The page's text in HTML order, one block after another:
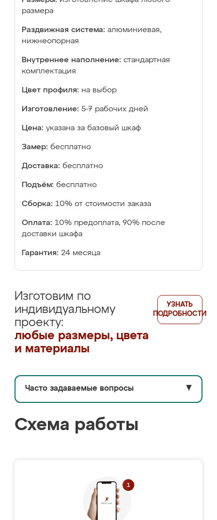
размера
Раздвижная система: алюминиевая,
нижнеопорная
Внутреннее наполнение: стандартная
комплектация
Цвет профиля: на выбор
Изготовление: 5-7 рабочих дней
Цена: указана за базовый шкаф
Замер: бесплатно
Доставка: бесплатно
Подъём: бесплатно
Сборка: 10% от стоимости заказа
Оплата: 10% предоплата, 90% после
доставки шкафа
Гарантия: 24 месяца
Изготовим по
индивидуальному
проекту:
любые размеры, цвета
и материалы
УЗНАТЬ
ПОДРОБНОСТИ
Часто задаваемые вопросы ▼
Схема работы